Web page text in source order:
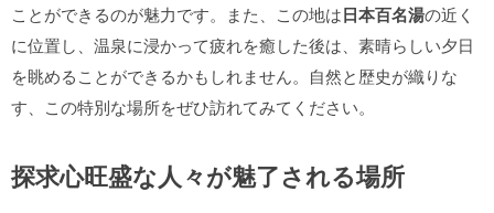
ことができるのが魅力です。また、この地は日本百名湯の近く
に位置し、温泉に浸かって疲れを癒した後は、素晴らしい夕日
を眺めることができるかもしれません。自然と歴史が織りな
す、この特別な場所をぜひ訪れてみてください。
探求心旺盛な人々が魅了される場所